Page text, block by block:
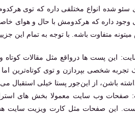
سئو شده انواع مختلفی داره که توی
داره که هرکدومش با حال و هوای
متفاوت باشه. با توجه به تمام این
این پست ‌ها درواقع مثل مقالات کوتاه
شخصی بپردازن و توی کوتاه‌ترین
داشته باشن، از این‌جور پستا خیلی
وب سایت معمولا بخش های
این صفحات مثل کارت ویزیت سایت